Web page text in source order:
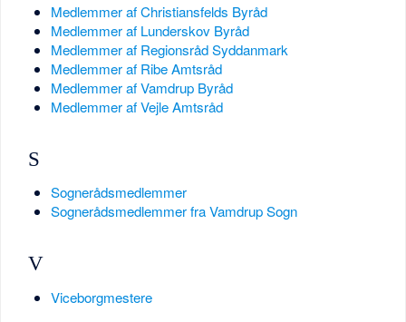
Medlemmer af Christiansfelds Byråd
Medlemmer af Lunderskov Byråd
Medlemmer af Regionsråd Syddanmark
Medlemmer af Ribe Amtsråd
Medlemmer af Vamdrup Byråd
Medlemmer af Vejle Amtsråd
S
Sognerådsmedlemmer
Sognerådsmedlemmer fra Vamdrup Sogn
V
Viceborgmestere